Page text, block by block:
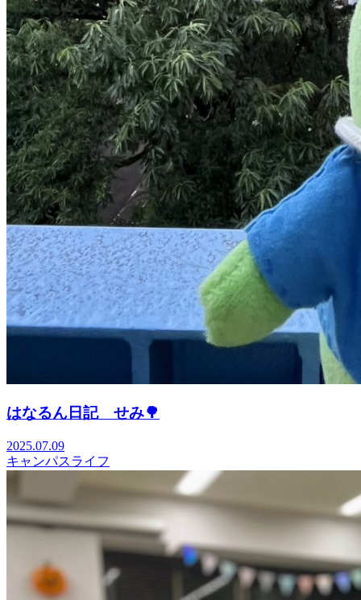
はなるん日記 せみ🌳
2025.07.09
キャンパスライフ